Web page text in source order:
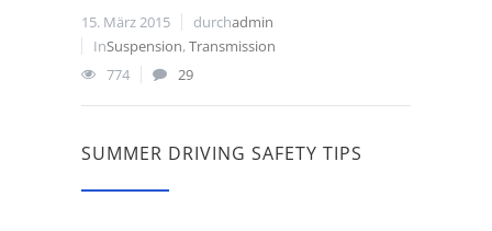
15. März 2015 durchadmin
InSuspension,Transmission
774
29
SUMMER DRIVING SAFETY TIPS